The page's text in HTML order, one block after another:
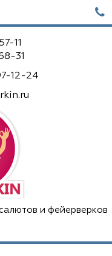

11
31
12-24
и фейерверков